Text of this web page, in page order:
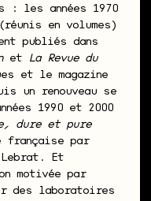
: les années 1970
en volumes)
publiés dans
et
La Revue du
et le magazine
un renouveau se
1990 et 2000
dure et pure
française par
Et
motivée par
des laboratoires